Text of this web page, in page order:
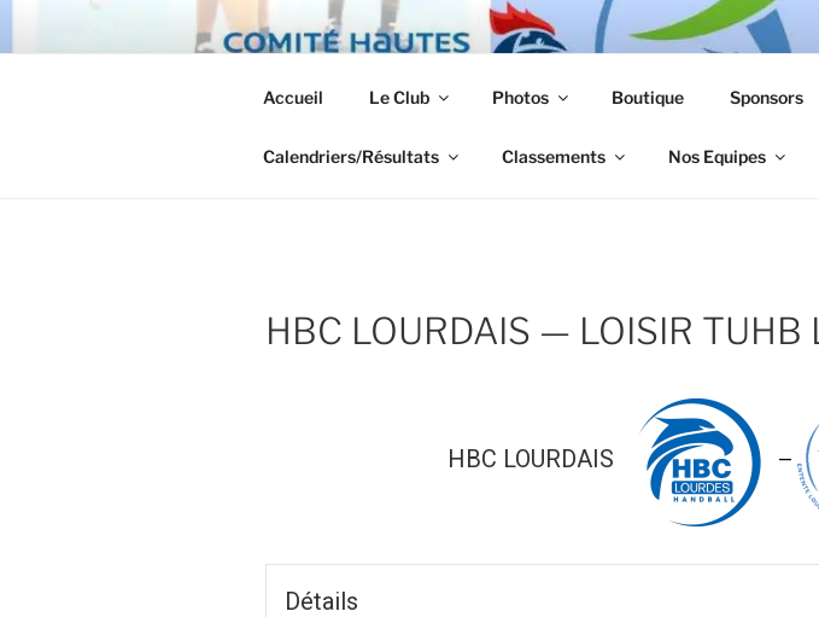
TUHB
Accueil Le Club Photos Boutique Sponsors
Calendriers/Résultats Classements Nos Equipes
HBC LOURDAIS — LOISIR TUHB
HBC LOURDAIS —
Détails